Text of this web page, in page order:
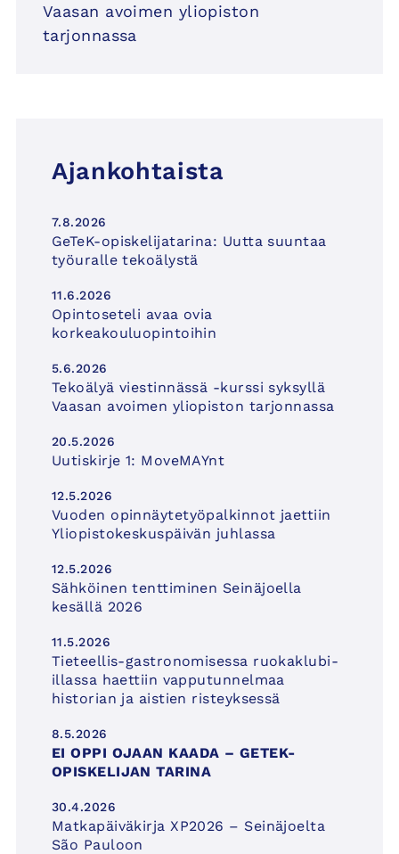
Vaasan avoimen yliopiston
tarjonnassa
Ajankohtaista
7.8.2026
GeTeK-opiskelijatarina: Uutta suuntaa
työuralle tekoälystä
11.6.2026
Opintoseteli avaa ovia
korkeakouluopintoihin
5.6.2026
Tekoälyä viestinnässä -kurssi syksyllä
Vaasan avoimen yliopiston tarjonnassa
20.5.2026
Uutiskirje 1: MoveMAYnt
12.5.2026
Vuoden opinnäytetyöpalkinnot jaettiin
Yliopistokeskuspäivän juhlassa
12.5.2026
Sähköinen tenttiminen Seinäjoella
kesällä 2026
11.5.2026
Tieteellis-gastronomisessa ruokaklubi-
illassa haettiin vapputunnelmaa
historian ja aistien risteyksessä
8.5.2026
EI OPPI OJAAN KAADA – GETEK-
OPISKELIJAN TARINA
30.4.2026
Matkapäiväkirja XP2026 – Seinäjoelta
São Pauloon